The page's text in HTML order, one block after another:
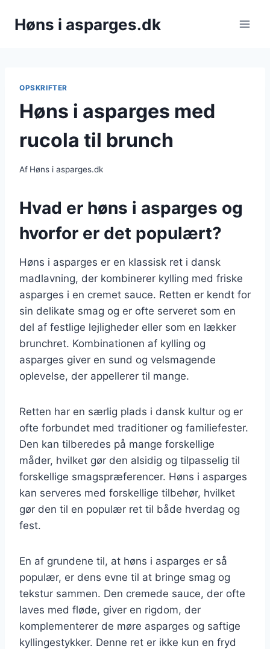
Høns i asparges.dk
OPSKRIFTER
Høns i asparges med
rucola til brunch
Af Høns i asparges.dk
Hvad er høns i asparges og
hvorfor er det populært?
Høns i asparges er en klassisk ret i dansk
madlavning, der kombinerer kylling med friske
asparges i en cremet sauce. Retten er kendt for
sin delikate smag og er ofte serveret som en
del af festlige lejligheder eller som en lækker
brunchret. Kombinationen af kylling og
asparges giver en sund og velsmagende
oplevelse, der appellerer til mange.
Retten har en særlig plads i dansk kultur og er
ofte forbundet med traditioner og familiefester.
Den kan tilberedes på mange forskellige
måder, hvilket gør den alsidig og tilpasselig til
forskellige smagspræferencer. Høns i asparges
kan serveres med forskellige tilbehør, hvilket
gør den til en populær ret til både hverdag og
fest.
En af grundene til, at høns i asparges er så
populær, er dens evne til at bringe smag og
tekstur sammen. Den cremede sauce, der ofte
laves med fløde, giver en rigdom, der
komplementerer de møre asparges og saftige
kyllingestykker. Denne ret er ikke kun en fryd